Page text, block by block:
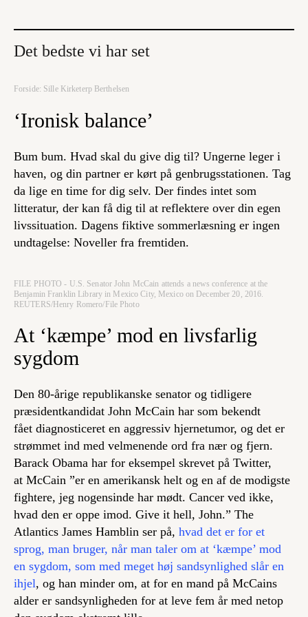
Det bedste vi har set
Forside: Sille Kirketerp Berthelsen
‘Ironisk balance’
Bum bum. Hvad skal du give dig til? Ungerne leger i
haven, og din partner er kørt på genbrugsstationen. Tag
da lige en time for dig selv. Der findes intet som
litteratur, der kan få dig til at reflektere over din egen
livssituation. Dagens fiktive sommerlæsning er ingen
undtagelse: Noveller fra fremtiden.
FILE PHOTO - U.S. Senator John McCain attends a news conference at the
Benjamin Franklin Library in Mexico City, Mexico on December 20, 2016.
REUTERS/Henry Romero/File Photo
At ‘kæmpe’ mod en livsfarlig
sygdom
Den 80-årige republikanske senator og tidligere
præsidentkandidat John McCain har som bekendt
fået diagnosticeret en aggressiv hjernetumor, og det er
strømmet ind med velmenende ord fra nær og fjern.
Barack Obama har for eksempel skrevet på Twitter,
at McCain ”er en amerikansk helt og en af de modigste
fightere, jeg nogensinde har mødt. Cancer ved ikke,
hvad den er oppe imod. Give it hell, John.” The
Atlantics James Hamblin ser på, hvad det er for et
sprog, man bruger, når man taler om at ‘kæmpe’ mod
en sygdom, som med meget høj sandsynlighed slår en
ihjel, og han minder om, at for en mand på McCains
alder er sandsynligheden for at leve fem år med netop